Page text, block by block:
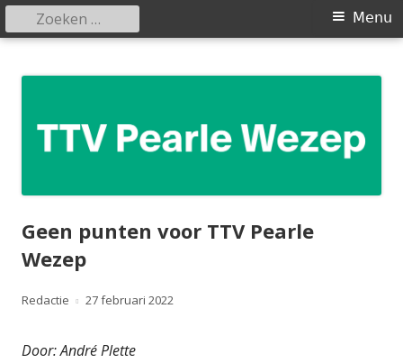
naar
Primair
Menu
Zoeken
naar:
Geen punten voor TTV Pearle
Wezep
Auteur
Redactie
Gepubliceerd
27 februari 2022
Door: André Plette